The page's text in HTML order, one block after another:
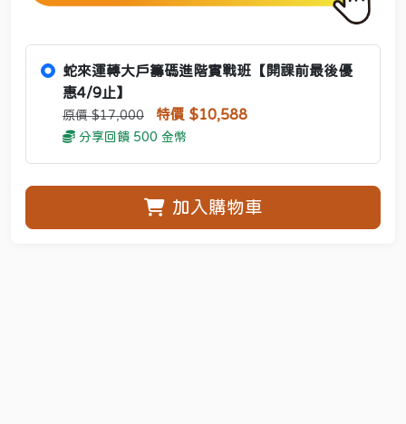
蛇來運轉大戶籌碼進階實戰班【開課前最後優
惠4/9止】
原價 $17,000 特價 $10,588
分享回饋 500 金幣
加入購物車